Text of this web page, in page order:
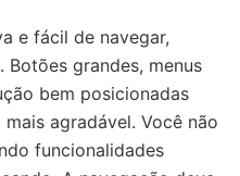
e fácil de navegar,
grandes, menus
bem posicionadas
agradável. Você não
funcionalidades